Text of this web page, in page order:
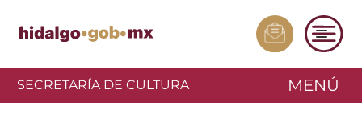
SECRETARÍA DE CULTURA MENÚ